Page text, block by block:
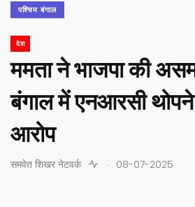
पश्चिम बंगाल
देश
ममता ने भाजपा की
बंगाल में एनआरसी
आरोप
समवेत शिखर नेटवर्क . 08-07-2025